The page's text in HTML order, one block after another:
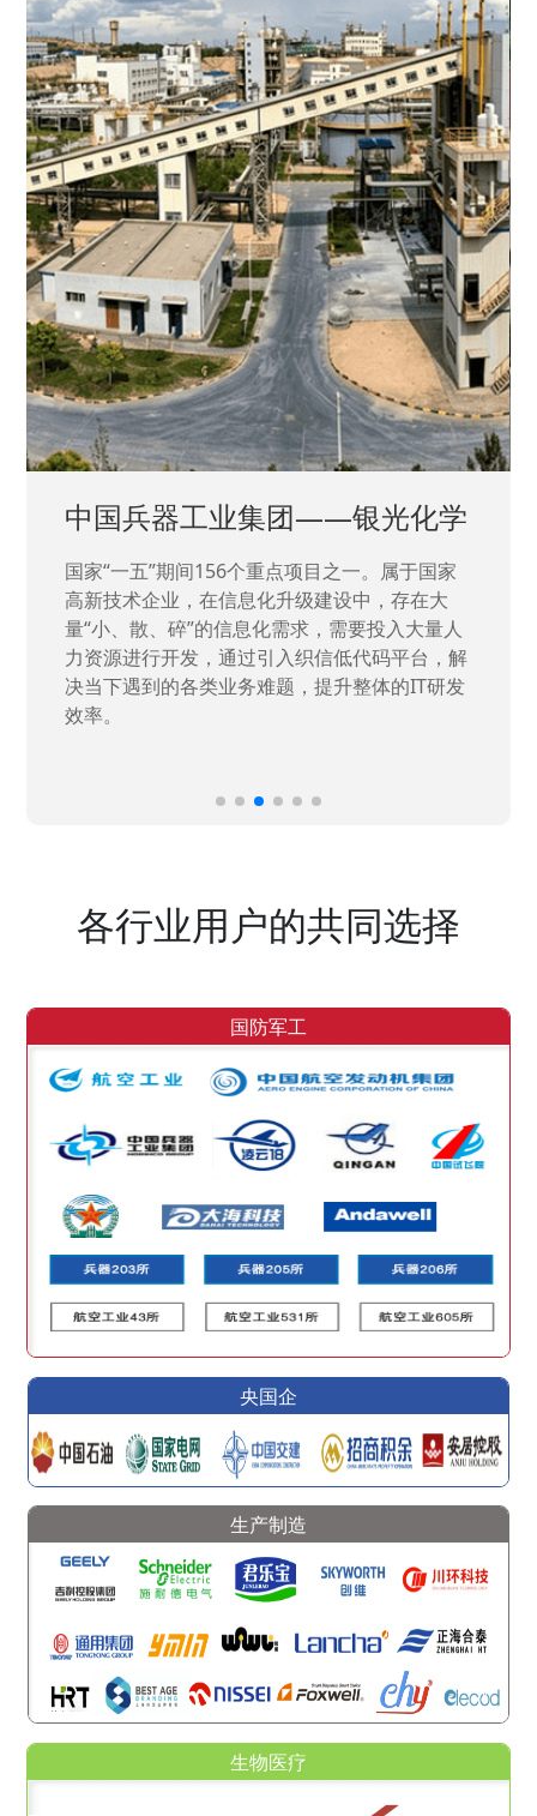
中国兵器工业集团——银光化学
国家“一五”期间156个重点项目之一。属于国家
高新技术企业，在信息化升级建设中，存在大
量“小、散、碎”的信息化需求，需要投入大量人
力资源进行开发，通过引入织信低代码平台，解
决当下遇到的各类业务难题，提升整体的IT研发
效率。
各行业用户的共同选择
国防军工
央国企
生产制造
生物医疗